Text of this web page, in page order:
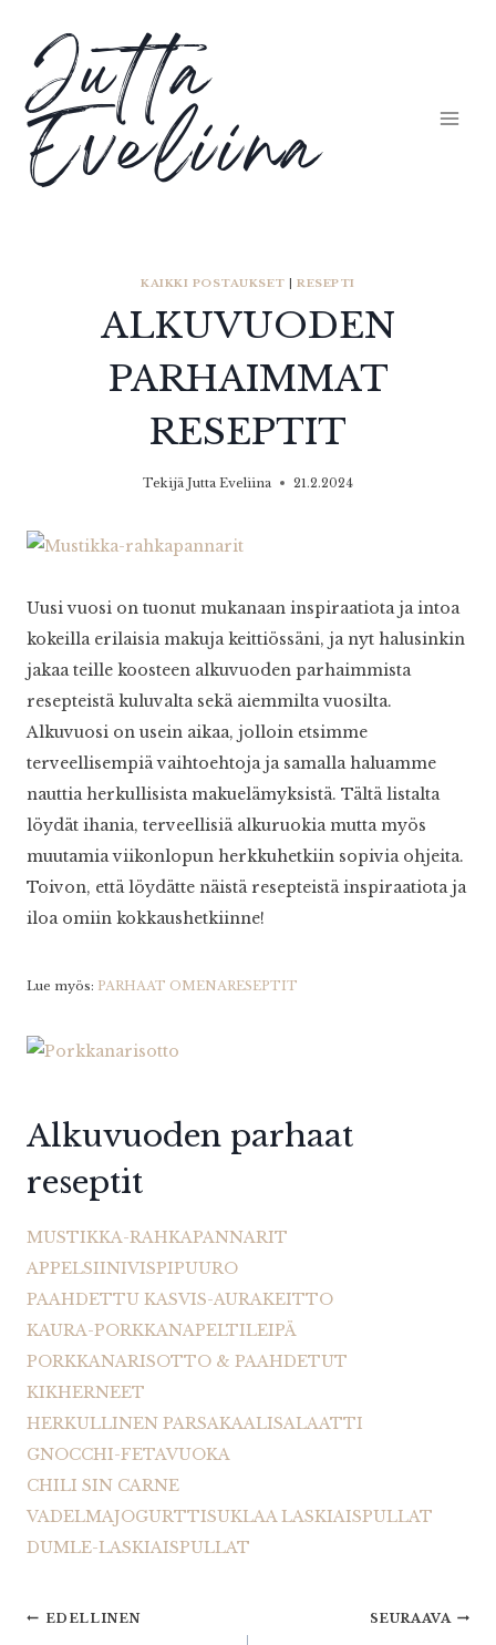
sisältöön
Jutta
Eveliina
KAIKKI POSTAUKSET |RESEPTI
ALKUVUODEN
PARHAIMMAT
RESEPTIT
Tekijä Jutta Eveliina 21.2.2024
Uusi vuosi on tuonut mukanaan inspiraatiota ja intoa
kokeilla erilaisia makuja keittiössäni, ja nyt halusinkin
jakaa teille koosteen alkuvuoden parhaimmista
resepteistä kuluvalta sekä aiemmilta vuosilta.
Alkuvuosi on usein aikaa, jolloin etsimme
terveellisempiä vaihtoehtoja ja samalla haluamme
nauttia herkullisista makuelämyksistä. Tältä listalta
löydät ihania, terveellisiä alkuruokia mutta myös
muutamia viikonlopun herkkuhetkiin sopivia ohjeita.
Toivon, että löydätte näistä resepteistä inspiraatiota ja
iloa omiin kokkaushetkiinne!
Lue myös: PARHAAT OMENARESEPTIT
Alkuvuoden parhaat
reseptit
MUSTIKKA-RAHKAPANNARIT
APPELSIINIVISPIPUURO
PAAHDETTU KASVIS-AURAKEITTO
KAURA-PORKKANAPELTILEIPÄ
PORKKANARISOTTO & PAAHDETUT
KIKHERNEET
HERKULLINEN PARSAKAALISALAATTI
GNOCCHI-FETAVUOKA
CHILI SIN CARNE
VADELMAJOGURTTISUKLAA LASKIAISPULLAT
DUMLE-LASKIAISPULLAT
Artikkelien
EDELLINEN SEURAAVA